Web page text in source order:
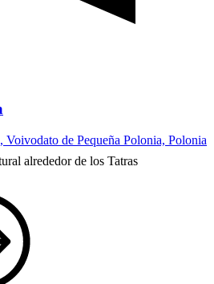
de Pequeña Polonia, Polonia
alrededor de los Tatras